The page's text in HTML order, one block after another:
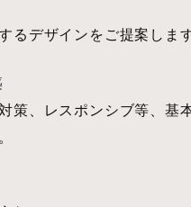
るデザインをご提案します
策、レスポンシブ等、基